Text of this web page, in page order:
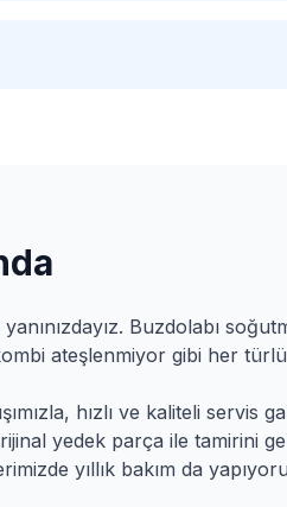
Buzdolabı
ateşlenmiyor gibi her
hızlı ve kaliteli servis
yedek parça ile tamirini
yıllık bakım da